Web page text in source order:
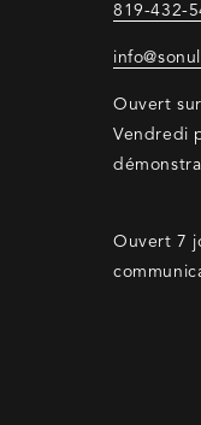
819-432-
Ouvert
Vendredi
Ouvert 7